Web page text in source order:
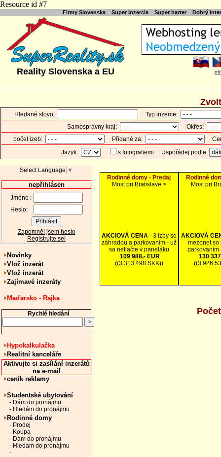
Resource id #7
Firmy Slovenska Super Inzercia Super barter Dobrý
Reality Slovenska a EU
Hledané slovo:
Typ inzerce:
Samosprávny kraj:
Okřes:
počet izeb:
Přidané za:
Jazyk:
s fotografiemi Uspořádej podle:
Select Language ▼
nepřihlásen
Jméno :
Heslo:
Zapomněl jsem heslo
Registrujte se!
Novinky
Vlož inzerát
Vlož inzerát
Zajímavé inzeráty
Maďarsko - Rajka
Rychlé hledání
Hypokalkulačka
Realitní kanceláře
Aktivujte si zasílání inzerátů
na e-mail
ceník reklamy
Studentské ubytování
- Dám do pronájmu
- Hledám do pronájmu
Rodinné domy
- Prodej
- Koupa
- Dám do pronájmu
- Hledám do pronájmu
-
Rodinné domy - Predaj
Most pri Bratislave >
AKCIOVÁ CENA - 3 izby so
záhradou a parkovaním - už
sa netlačte v paneláku
109 988,- EUR
((3 313 498 SKK))
Rodinné
Most pri
AKCIOVÁ
mezonet so
parkovaním
130
((3 926